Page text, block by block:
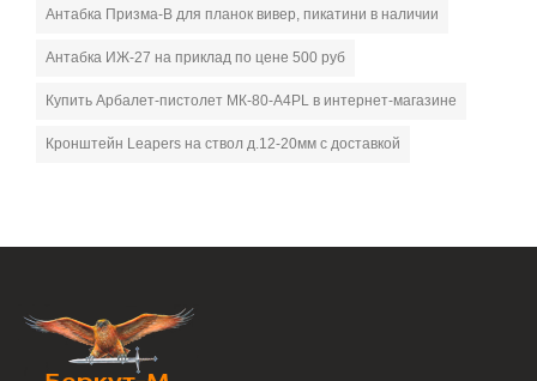
Антабка Призма-В для планок вивер, пикатини в наличии
Антабка ИЖ-27 на приклад по цене 500 руб
Купить Арбалет-пистолет МК-80-A4PL в интернет-магазине
Кронштейн Leapers на ствол д.12-20мм с доставкой